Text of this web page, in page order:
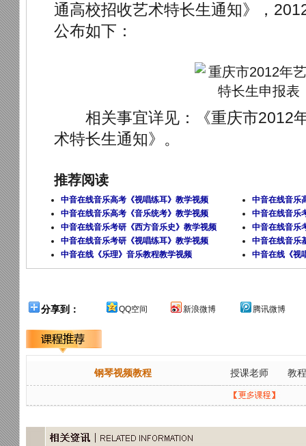
通高校招收艺术特长生通知》，
公布如下：
相关事宜详见：
《重庆市2012
术特长生通知》 。
推荐阅读
中音在线音乐高考《视唱练耳》教学视频
中音在线音乐
中音在线音乐高考《音乐统考》教学视频
中音在线音乐
中音在线音乐考研《西方音乐史》教学视频
中音在线音乐
中音在线音乐考研《视唱练耳》教学视频
中音在线音乐
中音在线《乐理》音乐教程教学视频
中音在线《视
分享到： QQ空间 新浪微博 腾讯微博
钢琴视频教程 授课老师 教